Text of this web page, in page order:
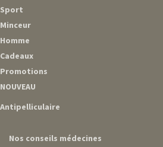
Sport
Minceur
Homme
Cadeaux
Promotions
NOUVEAU
Antipelliculaire
Nos conseils médecines